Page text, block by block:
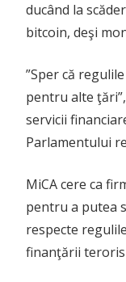
ducând la
bitcoin, deşi
”Sper că
pentru alte
servicii
Parlamentului
MiCA cere ca
pentru a putea
respecte
finanţării